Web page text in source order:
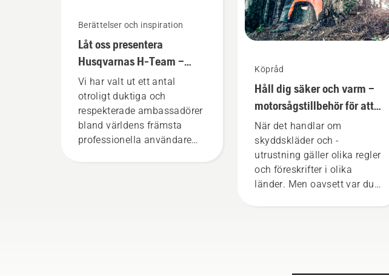
Berättelser och inspiration
Låt oss presentera
Husqvarnas H-Team –
våra mest krävande
användare
Vi har valt ut ett antal
otroligt duktiga och
respekterade ambassadörer
bland världens främsta
professionella användare
Köpråd
Håll dig säker och varm –
motorsågstillbehör för att
komma igång
När det handlar om
skyddskläder och -
utrustning gäller olika regler
och föreskrifter i olika
länder. Men oavsett var du